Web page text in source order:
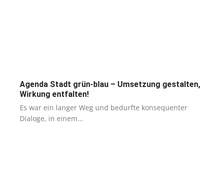
Agenda Stadt grün-blau – Umsetzung gestalten,
Wirkung entfalten!
Es war ein langer Weg und bedurfte konsequenter
Dialoge, in einem...